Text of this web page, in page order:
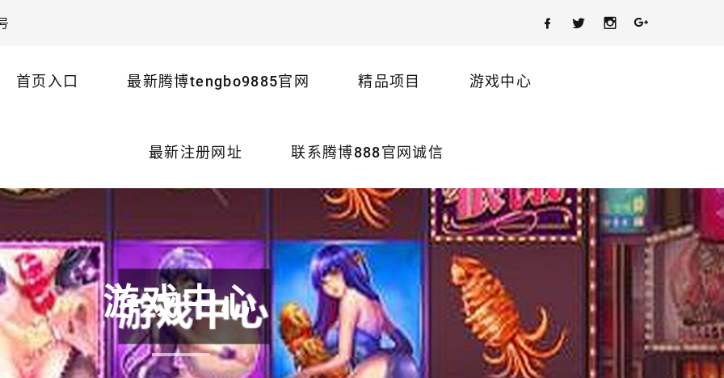
首页入口 最新腾博tengbo9885官网 精品项目 游戏中心
最新注册网址 联系腾博888官网诚信
游戏中心